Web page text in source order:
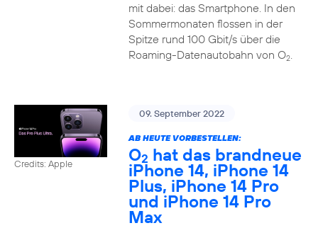
mit dabei: das Smartphone. In den
Sommermonaten flossen in der
Spitze rund 100 Gbit/s über die
Roaming-Datenautobahn von O2.
Credits: Apple
09. September 2022
AB HEUTE VORBESTELLEN:
O2 hat das brandneue
iPhone 14, iPhone 14
Plus, iPhone 14 Pro
und iPhone 14 Pro
Max